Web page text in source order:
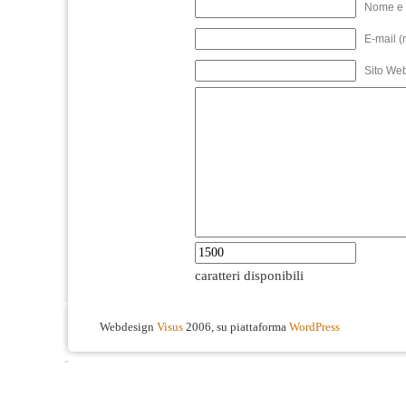
Nome
E-mail
Sito
caratteri disponibili
Webdesign Visus 2006, su piattaforma WordPress